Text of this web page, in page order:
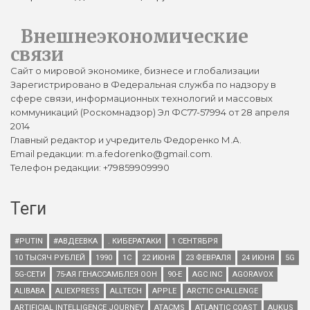
Внешнеэкономические
связи
Сайт о мировой экономике, бизнесе и глобализации
Зарегистрировано в Федеральная служба по надзору в
сфере связи, информационных технологий и массовых
коммуникаций (Роскомнадзор) Эл ФС77-57994 от 28 апреля
2014
Главный редактор и учредитель Федоренко М.А.
Email редакции: m.a.fedorenko@gmail.com.
Телефон редакции: +79859909990
Теги
#PUTIN #АВДЕЕВКА . КИБЕРАТАКИ
1 СЕНТЯБРЯ
10 ТЫСЯЧ РУБЛЕЙ
1990 1С 22 ИЮНЯ 23 ФЕВРАЛЯ 24 ИЮНЯ
5G
5G-СЕТИ
75-АЯ ГЕНАССАМБЛЕЯ ООН 90-Е AGC INC
AGORAVOX
ALIBABA
ALIEXPRESS ALLTECH APPLE
ARCTIC CHALLENGE
ARTIFICIAL INTELLIGENCE JOURNEY
ATACMS ATLANTIC COAST AUKUS